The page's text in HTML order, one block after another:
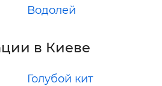
Водолей
в Киеве
Голубой кит